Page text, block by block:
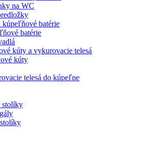
na WC
kúpeľňové batérie
batérie
kúty a vykurovacie telesá
kúty
telesá do kúpeľne
stolíky